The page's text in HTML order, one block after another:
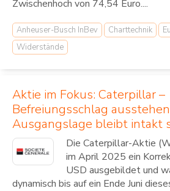
Zwischenhoch von 74,54 Euro....
Anheuser-Busch InBev Charttechnik
Widerstände
Aktie im Fokus: Caterpillar –
Befreiungsschlag
Ausgangslage bleibt intakt
Die Caterpillar-Aktie
im April 2025 ein
USD ausgebildet und
dynamisch bis auf ein Ende Juni